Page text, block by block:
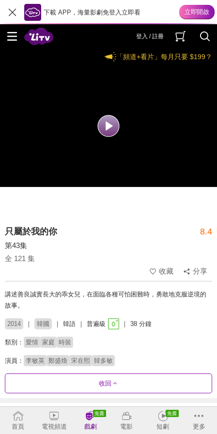
下載 APP，海量影劇免登入立即看
登入 / 註冊
「頻道+看片」每月只要 $199？
只屬於我的你 8.4
第43集
全 121 集
收藏
分享
講述善良誠實長大的乖女兒，在面臨各種可怕困難時，勇敢地克服逆境的
故事。
2014 韓國 韓語 普遍級 38 分鐘
類別： 愛情 家庭 時裝
演員： 李敏英 鄭盛煥 宋在熙 韓多敏
收回
劇集列表 正序
1 - 36 37 - 72 73 - 108 109 - 121
首頁 電視頻道 戲劇 電影 短劇 更多